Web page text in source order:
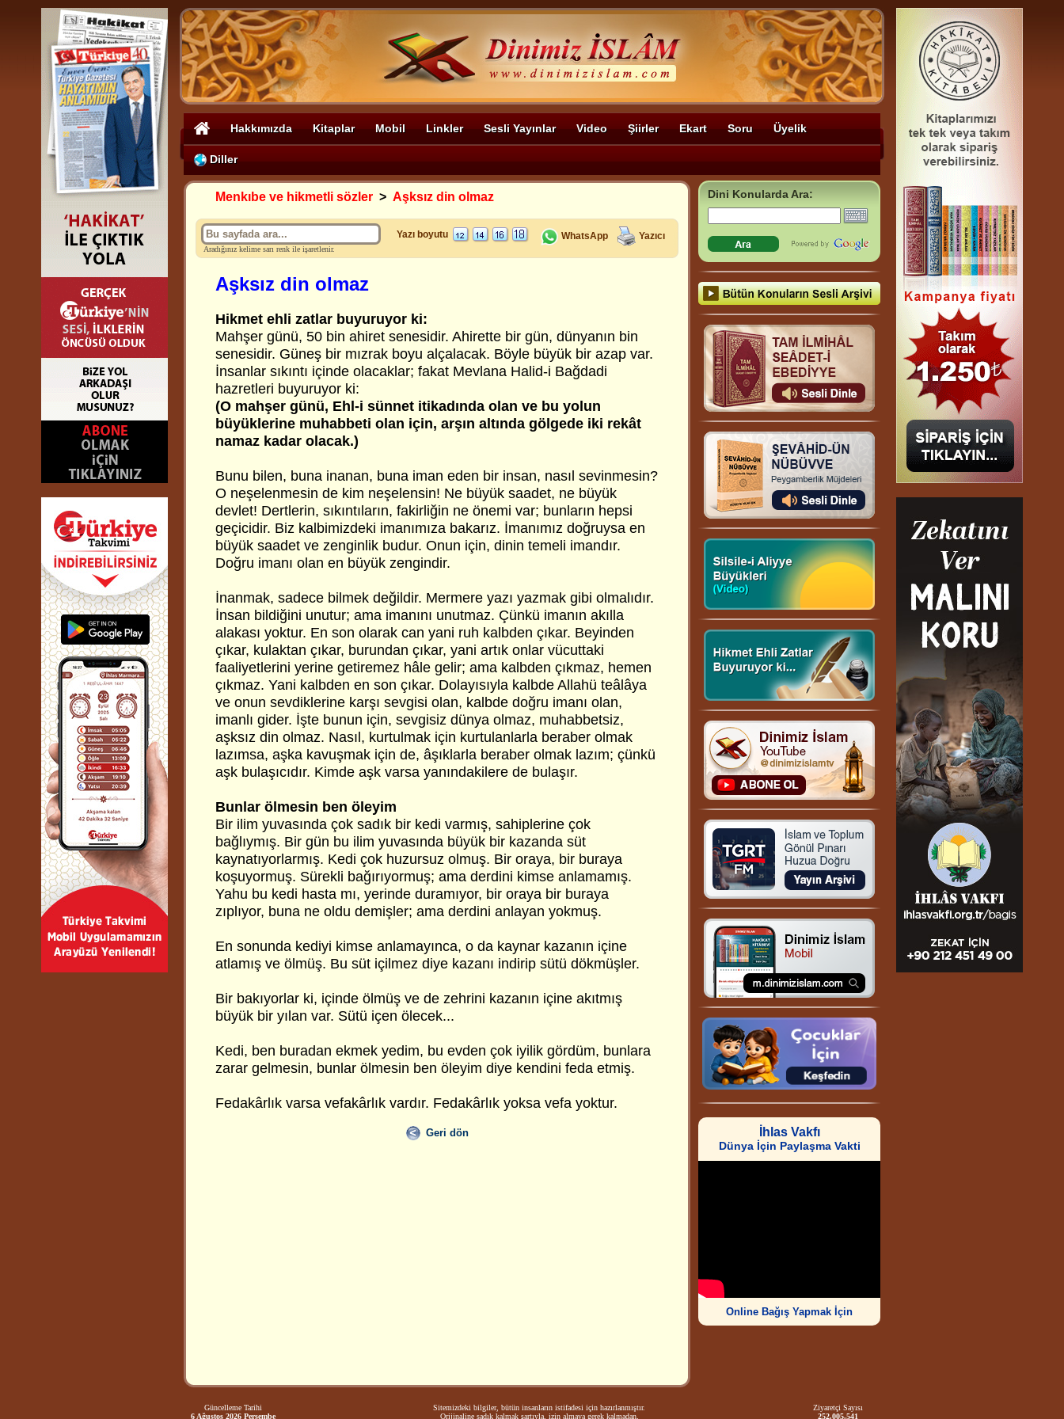
Hakkımızda Kitaplar Mobil Linkler Sesli Yayınlar Video Şiirler Ekart Soru Üyelik
Diller
Menkıbe ve hikmetli sözler > Aşksız din olmaz
Aradığınız kelime sarı renk ile işaretlenir.
Yazı boyutu WhatsApp Yazıcı
Aşksız din olmaz
Hikmet ehli zatlar buyuruyor ki:
Mahşer günü, 50 bin ahiret senesidir. Ahirette bir gün, dünyanın bin
senesidir. Güneş bir mızrak boyu alçalacak. Böyle büyük bir azap var.
İnsanlar sıkıntı içinde olacaklar; fakat Mevlana Halid-i Bağdadi
hazretleri buyuruyor ki:
(O mahşer günü, Ehl-i sünnet itikadında olan ve bu yolun
büyüklerine muhabbeti olan için, arşın altında gölgede iki rekât
namaz kadar olacak.)
Bunu bilen, buna inanan, buna iman eden bir insan, nasıl sevinmesin?
O neşelenmesin de kim neşelensin! Ne büyük saadet, ne büyük
devlet! Dertlerin, sıkıntıların, fakirliğin ne önemi var; bunların hepsi
geçicidir. Biz kalbimizdeki imanımıza bakarız. İmanımız doğruysa en
büyük saadet ve zenginlik budur. Onun için, dinin temeli imandır.
Doğru imanı olan en büyük zengindir.
İnanmak, sadece bilmek değildir. Mermere yazı yazmak gibi olmalıdır.
İnsan bildiğini unutur; ama imanını unutmaz. Çünkü imanın akılla
alakası yoktur. En son olarak can yani ruh kalbden çıkar. Beyinden
çıkar, kulaktan çıkar, burundan çıkar, yani artık onlar vücuttaki
faaliyetlerini yerine getiremez hâle gelir; ama kalbden çıkmaz, hemen
çıkmaz. Yani kalbden en son çıkar. Dolayısıyla kalbde Allahü teâlâya
ve onun sevdiklerine karşı sevgisi olan, kalbde doğru imanı olan,
imanlı gider. İşte bunun için, sevgisiz dünya olmaz, muhabbetsiz,
aşksız din olmaz. Nasıl, kurtulmak için kurtulanlarla beraber olmak
lazımsa, aşka kavuşmak için de, âşıklarla beraber olmak lazım; çünkü
aşk bulaşıcıdır. Kimde aşk varsa yanındakilere de bulaşır.
Bunlar ölmesin ben öleyim
Bir ilim yuvasında çok sadık bir kedi varmış, sahiplerine çok
bağlıymış. Bir gün bu ilim yuvasında büyük bir kazanda süt
kaynatıyorlarmış. Kedi çok huzursuz olmuş. Bir oraya, bir buraya
koşuyormuş. Sürekli bağırıyormuş; ama derdini kimse anlamamış.
Yahu bu kedi hasta mı, yerinde duramıyor, bir oraya bir buraya
zıplıyor, buna ne oldu demişler; ama derdini anlayan yokmuş.
En sonunda kediyi kimse anlamayınca, o da kaynar kazanın içine
atlamış ve ölmüş. Bu süt içilmez diye kazanı indirip sütü dökmüşler.
Bir bakıyorlar ki, içinde ölmüş ve de zehrini kazanın içine akıtmış
büyük bir yılan var. Sütü içen ölecek...
Kedi, ben buradan ekmek yedim, bu evden çok iyilik gördüm, bunlara
zarar gelmesin, bunlar ölmesin ben öleyim diye kendini feda etmiş.
Fedakârlık varsa vefakârlık vardır. Fedakârlık yoksa vefa yoktur.
Geri dön
Dini Konularda Ara:
İhlas Vakfı
Dünya İçin Paylaşma Vakti
Online Bağış Yapmak İçin
Güncelleme Tarihi
6 Ağustos 2026 Perşembe
Sitemizdeki bilgiler, bütün insanların istifadesi için hazırlanmıştır.
Orijinaline sadık kalmak şartıyla, izin almaya gerek kalmadan,
Ziyaretçi Sayısı
252.005.541